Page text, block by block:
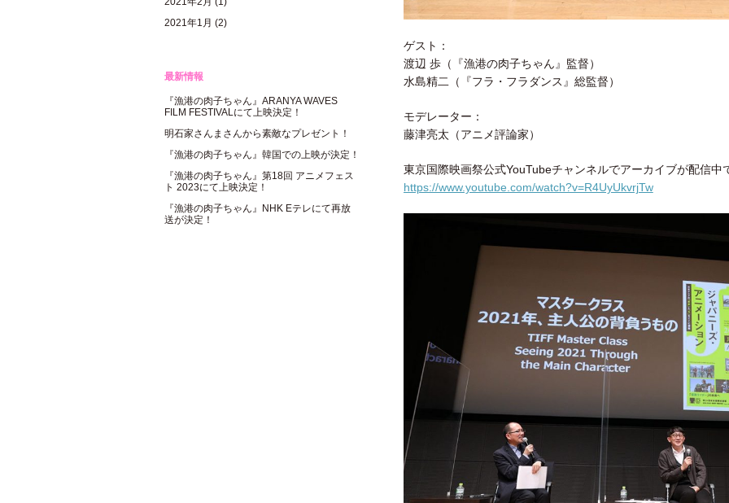
2021年1月 (2)
最新情報
『漁港の肉子ちゃん』ARANYA WAVES
FILM FESTIVALにて上映決定！
明石家さんまさんから素敵なプレゼント！
『漁港の肉子ちゃん』韓国での上映が決定！
『漁港の肉子ちゃん』第18回 アニメフェス
ト 2023にて上映決定！
『漁港の肉子ちゃん』NHK Eテレにて再放
送が決定！
ゲスト：
渡辺 歩（『漁港の肉子ちゃん』監督）
水島精二（『フラ・フラダンス』総監督）
モデレーター：
藤津亮太（アニメ評論家）
東京国際映画祭公式YouTubeチャンネルでアーカイブが配信中
https://www.youtube.com/watch?v=R4UyUkvrjTw